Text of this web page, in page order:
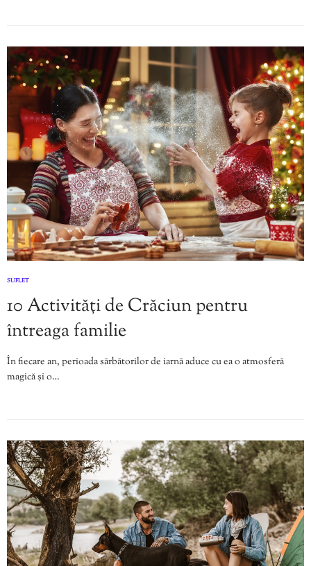
SUFLET
10 Activități de Crăciun pentru
întreaga familie
În fiecare an, perioada sărbătorilor de iarnă aduce cu ea o atmosferă
magică și o…